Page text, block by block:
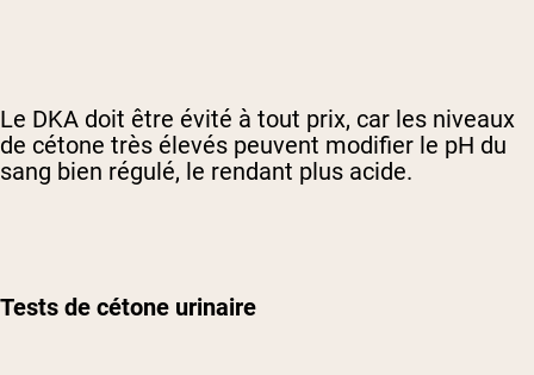
Le DKA doit être évité à tout prix, car les niveaux
de cétone très élevés peuvent modifier le pH du
sang bien régulé, le rendant plus acide.
Tests de cétone urinaire